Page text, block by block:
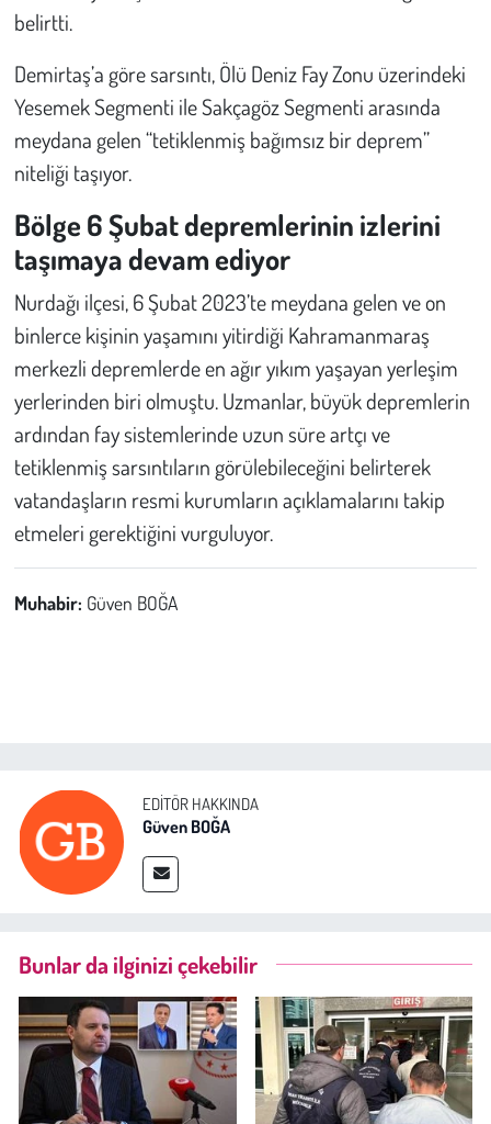
belirtti.
Demirtaş’a göre sarsıntı, Ölü Deniz Fay Zonu üzerindeki
Yesemek Segmenti ile Sakçagöz Segmenti arasında
meydana gelen “tetiklenmiş bağımsız bir deprem”
niteliği taşıyor.
Bölge 6 Şubat depremlerinin izlerini
taşımaya devam ediyor
Nurdağı ilçesi, 6 Şubat 2023’te meydana gelen ve on
binlerce kişinin yaşamını yitirdiği Kahramanmaraş
merkezli depremlerde en ağır yıkım yaşayan yerleşim
yerlerinden biri olmuştu. Uzmanlar, büyük depremlerin
ardından fay sistemlerinde uzun süre artçı ve
tetiklenmiş sarsıntıların görülebileceğini belirterek
vatandaşların resmi kurumların açıklamalarını takip
etmeleri gerektiğini vurguluyor.
Muhabir: Güven BOĞA
EDITÖR HAKKINDA
Güven BOĞA
Bunlar da ilginizi çekebilir